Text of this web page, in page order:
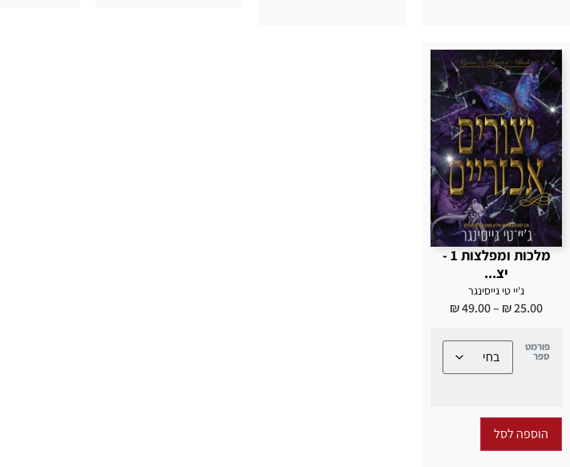
מלכות ומפלצות 1 -
יצ...
ג'יי טי גייסינגר
₪25.00
–
₪49.00
פורמט
ספר
הוספה לסל